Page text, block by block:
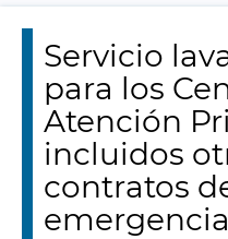
Servicio
para los
Atención
incluidos
contratos